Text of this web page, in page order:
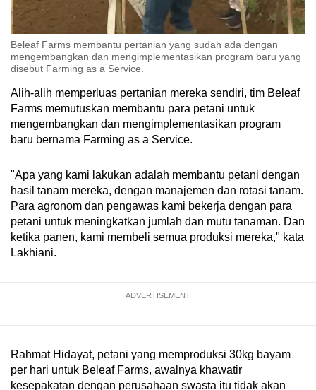
Beleaf Farms membantu pertanian yang sudah ada dengan
mengembangkan dan mengimplementasikan program baru yang
disebut Farming as a Service.
Alih-alih memperluas pertanian mereka sendiri, tim Beleaf
Farms memutuskan membantu para petani untuk
mengembangkan dan mengimplementasikan program
baru bernama Farming as a Service.
"Apa yang kami lakukan adalah membantu petani dengan
hasil tanam mereka, dengan manajemen dan rotasi tanam.
Para agronom dan pengawas kami bekerja dengan para
petani untuk meningkatkan jumlah dan mutu tanaman. Dan
ketika panen, kami membeli semua produksi mereka," kata
Lakhiani.
ADVERTISEMENT
Rahmat Hidayat, petani yang memproduksi 30kg bayam
per hari untuk Beleaf Farms, awalnya khawatir
kesepakatan dengan perusahaan swasta itu tidak akan